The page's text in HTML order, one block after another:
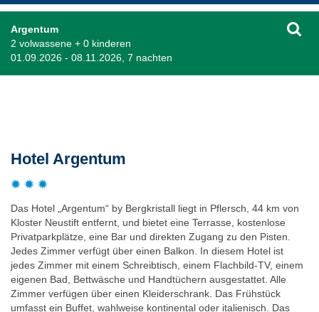
Argentum
2 volwassene + 0 kinderen
01.09.2026 - 08.11.2026, 7 nachten
Hotel Argentum
Das Hotel „Argentum“ by Bergkristall liegt in Pflersch, 44 km von
Kloster Neustift entfernt, und bietet eine Terrasse, kostenlose
Privatparkplätze, eine Bar und direkten Zugang zu den Pisten.
Jedes Zimmer verfügt über einen Balkon. In diesem Hotel ist
jedes Zimmer mit einem Schreibtisch, einem Flachbild-TV, einem
eigenen Bad, Bettwäsche und Handtüchern ausgestattet. Alle
Zimmer verfügen über einen Kleiderschrank. Das Frühstück
umfasst ein Buffet, wahlweise kontinental oder italienisch. Das